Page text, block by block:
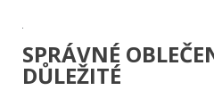
SPRÁVNÉ
DŮLEŽITÉ